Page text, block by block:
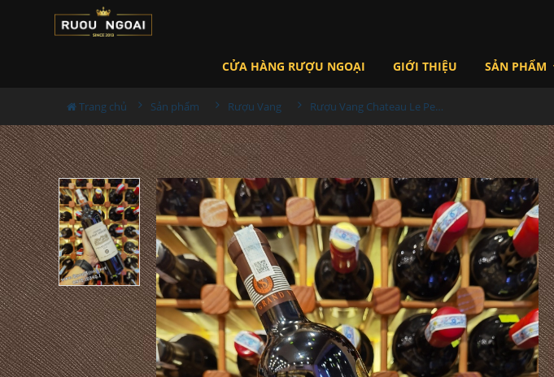
CỬA HÀNG RƯỢU NGOẠI GIỚI THIỆU SẢN PHẨM
Trang chủ Sản phẩm Rượu Vang Rượu Vang Chateau Le Peuy Saincrit